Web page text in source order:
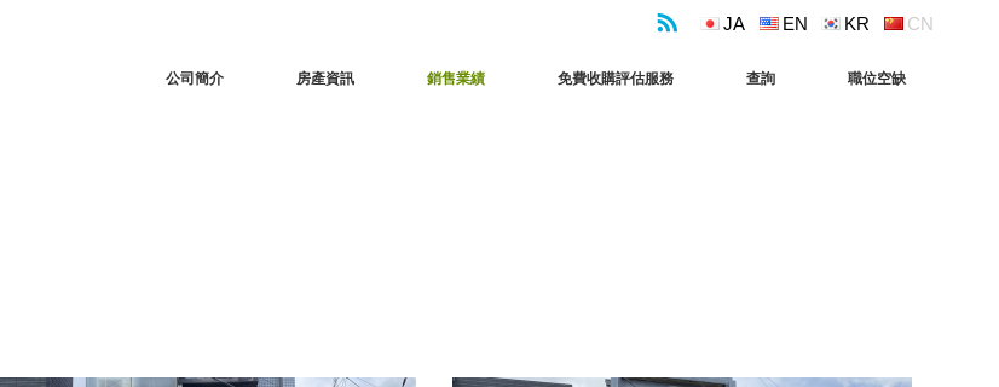
EN
JA KR CN
公司簡介 房產資訊 銷售業績 免費收購評估服務 查詢 職位空缺